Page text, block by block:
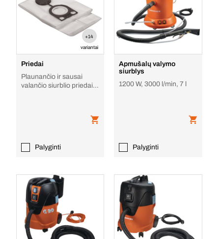
+14
variantai
Priedai
Plaunančio ir sausai
valančio siurblio priedai
Palyginti
Apmušalų valymo
siurblys
1200 W, 3000 l/min, 7 l
Palyginti